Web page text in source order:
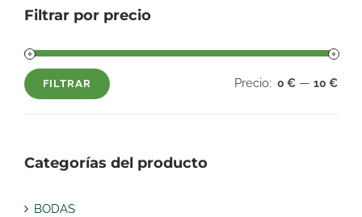
Filtrar por precio
Precio
Precio
FILTRAR Precio: 0 € — 10 €
Categorías del producto
BODAS